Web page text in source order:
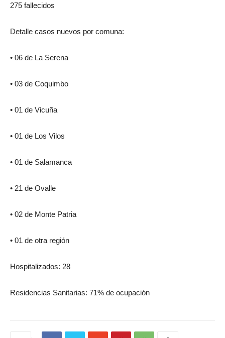
275 fallecidos
Detalle casos nuevos por comuna:
• 06 de La Serena
• 03 de Coquimbo
• 01 de Vicuña
• 01 de Los Vilos
• 01 de Salamanca
• 21 de Ovalle
• 02 de Monte Patria
• 01 de otra región
Hospitalizados: 28
Residencias Sanitarias: 71% de ocupación